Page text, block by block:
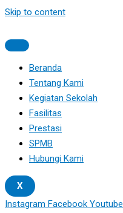
Skip to content
Beranda
Tentang Kami
Kegiatan Sekolah
Fasilitas
Prestasi
SPMB
Hubungi Kami
X
Instagram Facebook Youtube